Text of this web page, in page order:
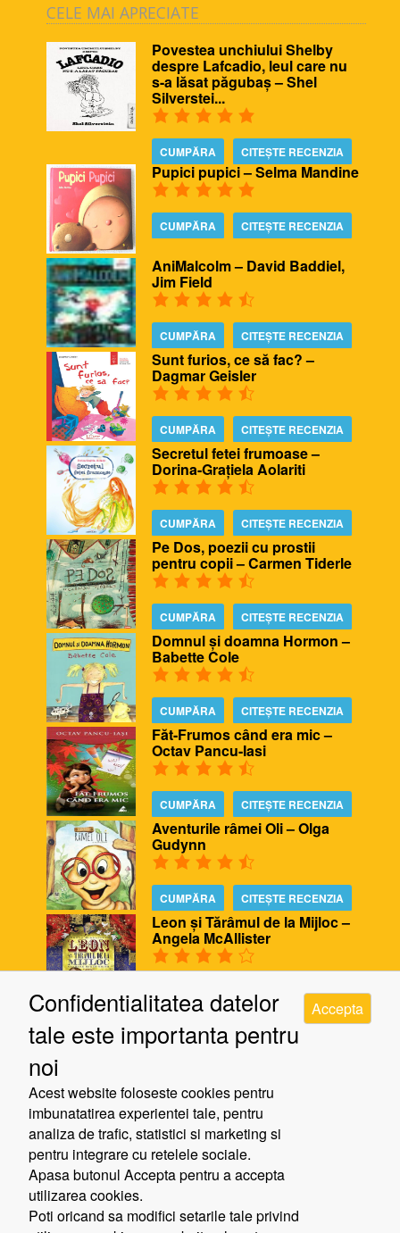
CELE MAI APRECIATE
Povestea unchiului Shelby
despre Lafcadio, leul care nu
s-a lăsat păgubaș – Shel
Silverstei...
CUMPĂRA CITEȘTE RECENZIA
Pupici pupici – Selma Mandine
CUMPĂRA CITEȘTE RECENZIA
AniMalcolm – David Baddiel,
Jim Field
CUMPĂRA CITEȘTE RECENZIA
Sunt furios, ce să fac? –
Dagmar Geisler
CUMPĂRA CITEȘTE RECENZIA
Secretul fetei frumoase –
Dorina-Grațiela Aolariti
CUMPĂRA CITEȘTE RECENZIA
Pe Dos, poezii cu prostii
pentru copii – Carmen Tiderle
CUMPĂRA CITEȘTE RECENZIA
Domnul și doamna Hormon –
Babette Cole
CUMPĂRA CITEȘTE RECENZIA
Făt-Frumos când era mic –
Octav Pancu-Iasi
CUMPĂRA CITEȘTE RECENZIA
Aventurile râmei Oli – Olga
Gudynn
CUMPĂRA CITEȘTE RECENZIA
Leon și Tărâmul de la Mijloc –
Angela McAllister
CUMPĂRA CITEȘTE RECENZIA
Biblioteca ursului – Poppy
Bishop, Alison Edgson
CUMPĂRA CITEȘTE RECENZIA
Cinci minute de răgaz – Jill
Murphy
CUMPĂRA CITEȘTE RECENZIA
Confidentialitatea datelor
tale este importanta pentru
noi
Acest website foloseste cookies pentru
imbunatatirea experientei tale, pentru
analiza de trafic, statistici si marketing si
pentru integrare cu retelele sociale.
Apasa butonul Accepta pentru a accepta
utilizarea cookies.
Poti oricand sa modifici setarile tale privind
Accepta